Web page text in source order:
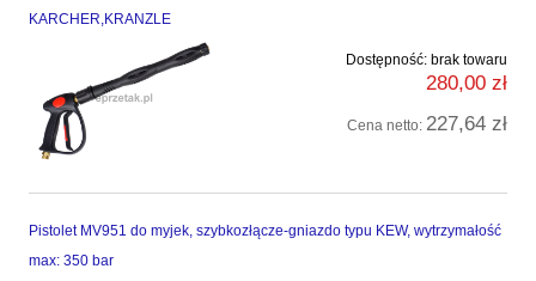
KARCHER,KRANZLE
Dostępność: brak towaru
280,00 zł
Cena netto: 227,64 zł
Pistolet MV951 do myjek, szybkozłącze-gniazdo typu KEW, wytrzymałość
max: 350 bar